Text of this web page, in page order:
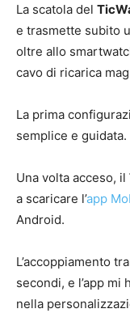
La scatola del
e trasmette subito
oltre allo
cavo di ricarica
La prima
semplice e guidata.
Una volta acceso, il
a scaricare l’app
Android.
L’accoppiamento
secondi, e l’app mi
nella